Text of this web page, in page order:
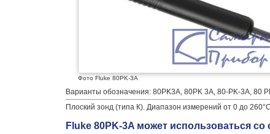
Фото Fluke 80PK-3A
Варианты обозначения: 80PK3A, 80PK 3A, 80-PK-3A, 80
Плоский зонд (типа К). Диапазон измерений от 0 до
Fluke 80PK-3A может использоваться